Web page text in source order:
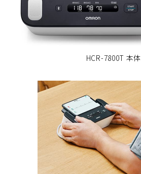
HCR-7800T 本体